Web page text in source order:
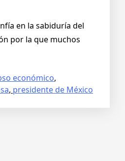
en la sabiduría del
por la que muchos
económico,
, presidente de México